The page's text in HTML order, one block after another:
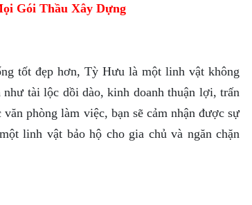
Gói Thầu Xây Dựng
tốt đẹp hơn, Tỳ Hưu là một linh vật không
tài lộc dồi dào, kinh doanh thuận lợi, trấn
phòng làm việc, bạn sẽ cảm nhận được sự
linh vật bảo hộ cho gia chủ và ngăn chặn